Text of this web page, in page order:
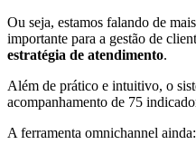
Ou seja, estamos falando de
importante para a gestão de
estratégia de atendimento.
Além de prático e intuitivo, o
acompanhamento de 75
A ferramenta omnichannel ainda: